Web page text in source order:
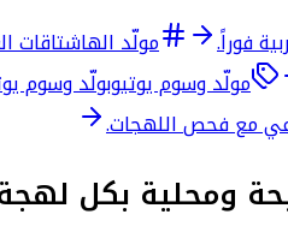
فوراً. مولّد الهاشتاقات
مولّد وسوم يوتيوبولّد وسوم
مع فحص اللهجات.
ومحلية بكل